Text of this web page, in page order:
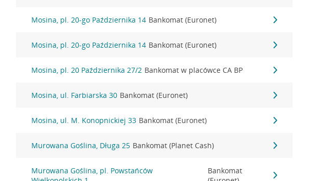
Mosina, pl. 20-go Października 14 Bankomat (Euronet)
Mosina, pl. 20-go Października 14 Bankomat (Euronet)
Mosina, pl. 20 Października 27/2 Bankomat w placówce CA BP
Mosina, ul. Farbiarska 30 Bankomat (Euronet)
Mosina, ul. M. Konopnickiej 33 Bankomat (Euronet)
Murowana Goślina, Długa 25 Bankomat (Planet Cash)
Murowana Goślina, pl. Powstańców
Bankomat